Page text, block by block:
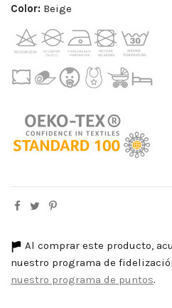
Color: Beige
Al comprar este producto,
nuestro programa de
nuestro programa de puntos.